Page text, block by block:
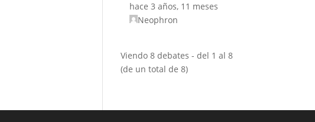
hace 3 años, 11 meses
Neophron
Viendo 8 debates - del 1 al 8
(de un total de 8)